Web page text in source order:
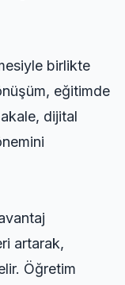
birlikte
eğitimde
dijital
artarak,
Öğretim